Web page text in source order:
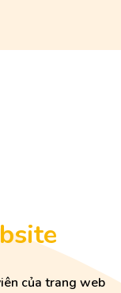
của trang web